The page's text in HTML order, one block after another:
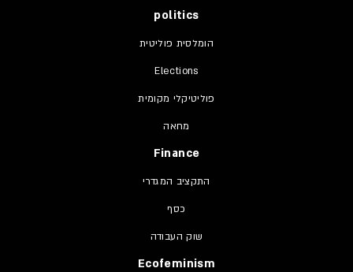
politics
הומלסית פוליטית
Elections
פוליטיקלי מקומית
מחאה
Finance
התקציב המגדרי
כסף
שוק העבודה
Ecofeminism